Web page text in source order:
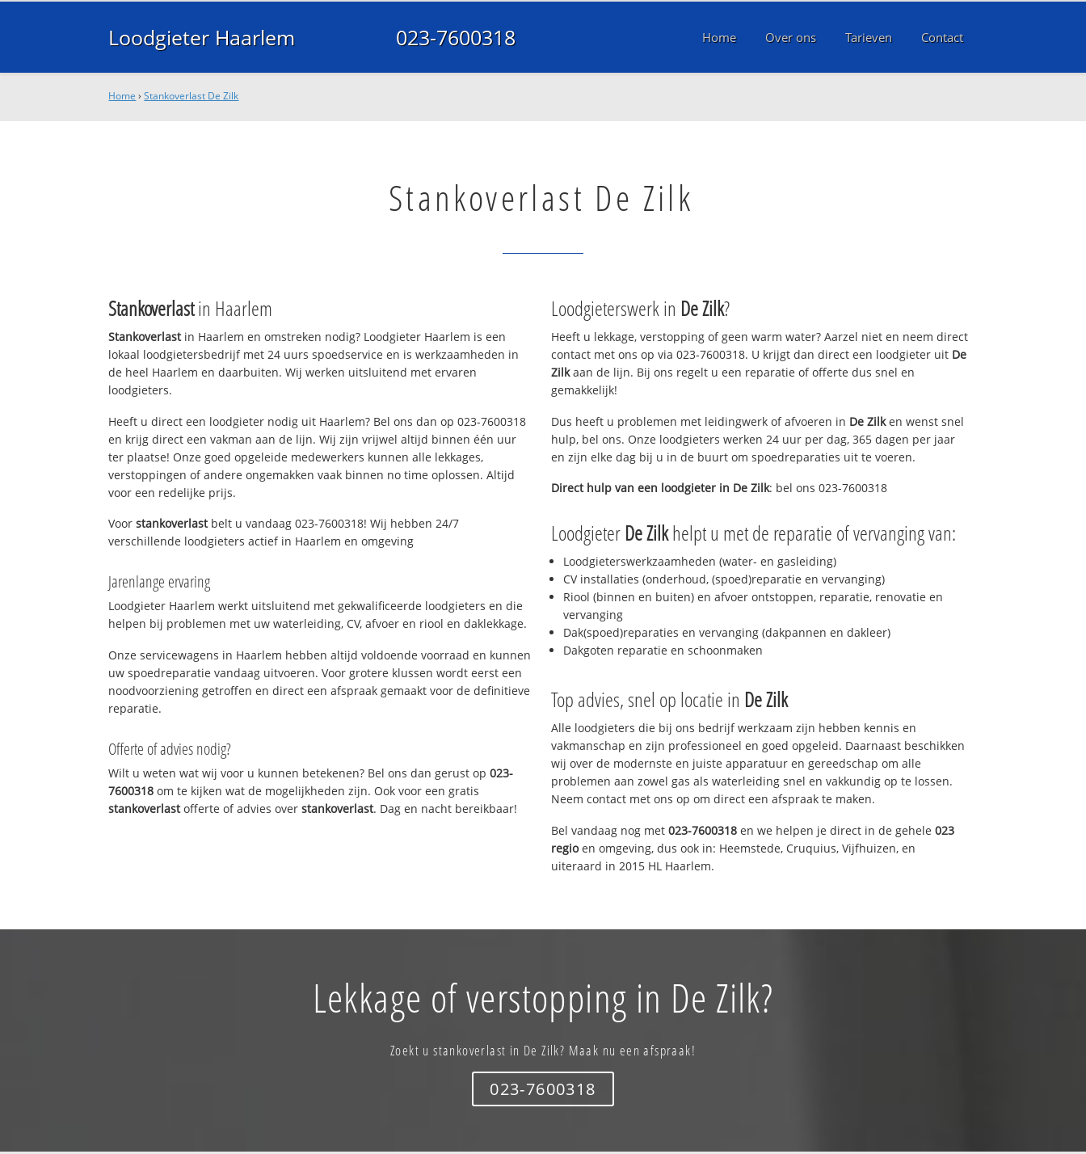
Loodgieter Haarlem 023-7600318 Home Over ons Tarieven Contact
Home ›Stankoverlast De Zilk
Stankoverlast De Zilk
Stankoverlastin Haarlem
Stankoverlastin Haarlem en omstreken nodig? Loodgieter Haarlem is een
lokaal loodgietersbedrijf met 24 uurs spoedservice en is werkzaamheden in
de heel Haarlem en daarbuiten. Wij werken uitsluitend met ervaren
loodgieters.
Heeft u direct een loodgieter nodig uit Haarlem? Bel ons dan op 023-7600318
en krijg direct een vakman aan de lijn. Wij zijn vrijwel altijd binnen één uur
ter plaatse! Onze goed opgeleide medewerkers kunnen alle lekkages,
verstoppingen of andere ongemakken vaak binnen no time oplossen. Altijd
voor een redelijke prijs.
Voorstankoverlastbelt u vandaag 023-7600318! Wij hebben 24/7
verschillende loodgieters actief in Haarlem en omgeving
Jarenlange ervaring
Loodgieter Haarlem werkt uitsluitend met gekwalificeerde loodgieters en die
helpen bij problemen met uw waterleiding, CV, afvoer en riool en daklekkage.
Onze servicewagens in Haarlem hebben altijd voldoende voorraad en kunnen
uw spoedreparatie vandaag uitvoeren. Voor grotere klussen wordt eerst een
noodvoorziening getroffen en direct een afspraak gemaakt voor de definitieve
reparatie.
Offerte of advies nodig?
Wilt u weten wat wij voor u kunnen betekenen? Bel ons dan gerust op023-
7600318 om te kijken wat de mogelijkheden zijn. Ook voor een gratis
stankoverlastofferte of advies overstankoverlast. Dag en nacht bereikbaar!
Loodgieterswerk in De Zilk?
Heeft u lekkage, verstopping of geen warm water? Aarzel niet en neem direct
contact met ons op via 023-7600318. U krijgt dan direct een loodgieter uit De
Zilkaan de lijn. Bij ons regelt u een reparatie of offerte dus snel en
gemakkelijk!
Dus heeft u problemen met leidingwerk of afvoeren in De Zilken wenst snel
hulp, bel ons. Onze loodgieters werken 24 uur per dag, 365 dagen per jaar
en zijn elke dag bij u in de buurt om spoedreparaties uit te voeren.
Direct hulp van een loodgieter in De Zilk: bel ons 023-7600318
Loodgieter De Zilkhelpt u met de reparatie of vervanging van:
Loodgieterswerkzaamheden (water- en gasleiding)
CV installaties (onderhoud, (spoed)reparatie en vervanging)
Riool (binnen en buiten) en afvoer ontstoppen, reparatie, renovatie en
vervanging
Dak(spoed)reparaties en vervanging (dakpannen en dakleer)
Dakgoten reparatie en schoonmaken
Top advies, snel op locatie in De Zilk
Alle loodgieters die bij ons bedrijf werkzaam zijn hebben kennis en
vakmanschap en zijn professioneel en goed opgeleid. Daarnaast beschikken
wij over de modernste en juiste apparatuur en gereedschap om alle
problemen aan zowel gas als waterleiding snel en vakkundig op te lossen.
Neem contact met ons op om direct een afspraak te maken.
Bel vandaag nog met 023-7600318 en we helpen je direct in de gehele 023
regioen omgeving, dus ook in: Heemstede, Cruquius, Vijfhuizen, en
uiteraard in 2015 HL Haarlem.
Lekkage of verstopping in De Zilk?
Zoekt u stankoverlast in De Zilk? Maak nu een afspraak!
023-7600318